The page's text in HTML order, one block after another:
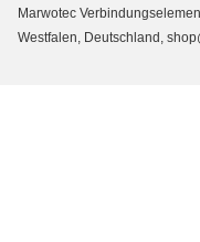
Marwotec
Westfalen, Deutschland,